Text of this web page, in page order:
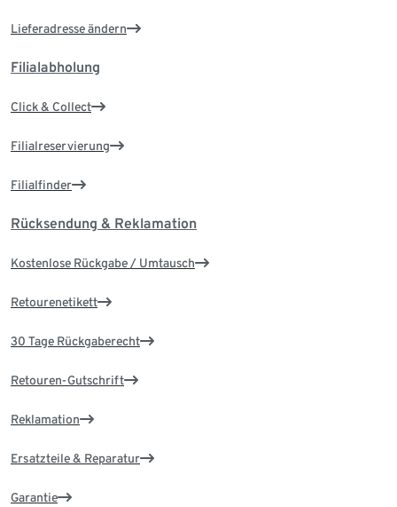
Lieferadresse ändern
Filialabholung
Click & Collect
Filialreservierung
Filialfinder
Rücksendung & Reklamation
Kostenlose Rückgabe / Umtausch
Retourenetikett
30 Tage Rückgaberecht
Retouren-Gutschrift
Reklamation
Ersatzteile & Reparatur
Garantie